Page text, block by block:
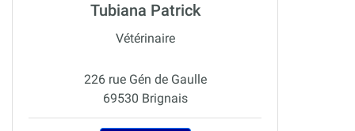
Tubiana Patrick
Vétérinaire
226 rue Gén de Gaulle
69530 Brignais